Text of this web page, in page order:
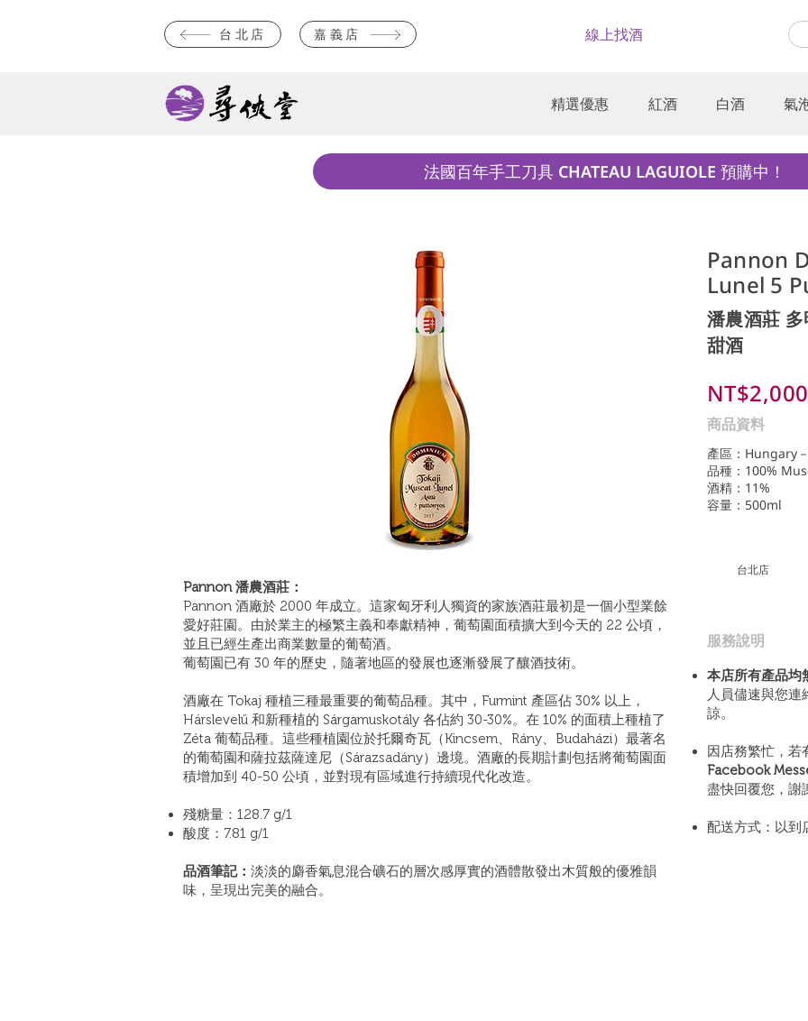
台北店 嘉義店 線上找酒
精選優惠 紅酒 白酒 氣
法國百年手工刀具 CHATEAU LAGUIOLE 預購中！
Pannon 潘農酒莊：
Pannon 酒廠於 2000 年成立。這家匈牙利人獨資的家族酒莊最初是一個小型業餘
愛好莊園。由於業主的極繁主義和奉獻精神，葡萄園面積擴大到今天的 22 公頃，
並且已經生產出商業數量的葡萄酒。
葡萄園已有 30 年的歷史，隨著地區的發展也逐漸發展了釀酒技術。
酒廠在 Tokaj 種植三種最重要的葡萄品種。其中，Furmint 產區佔 30% 以上，
Hárslevelű 和新種植的 Sárgamuskotály 各佔約 30-30%。在 10% 的面積上種植了
Zéta 葡萄品種。這些種植園位於托爾奇瓦（Kincsem、Rány、Budaházi）最著名
的葡萄園和薩拉茲薩達尼（Sárazsadány）邊境。酒廠的長期計劃包括將葡萄園面
積增加到 40-50 公頃，並對現有區域進行持續現代化改造。
殘糖量：128.7 g/1
酸度：7.81 g/1
品酒筆記： 淡淡的麝香氣息混合礦石的層次感厚實的酒體散發出木質般的優雅韻
味，呈現出完美的融合。
Pannon
Lunel 5
潘農酒莊
甜酒
NT$2,000
商品資料
產區：Hungary
品種：100%
酒精：11%
容量：500ml
​台北店
​服務說明
本店所有產品均
人員儘速與您連
諒。
因店務繁忙，若
Facebook
盡快回覆您，謝
配送方式：以到